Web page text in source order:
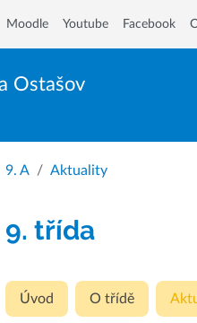
Ostašov
Moodle Youtube Facebook
9. A Aktuality
9. třída
Úvod O třídě